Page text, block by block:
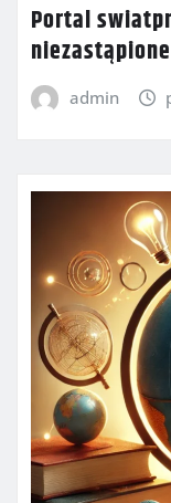
Portal
admin